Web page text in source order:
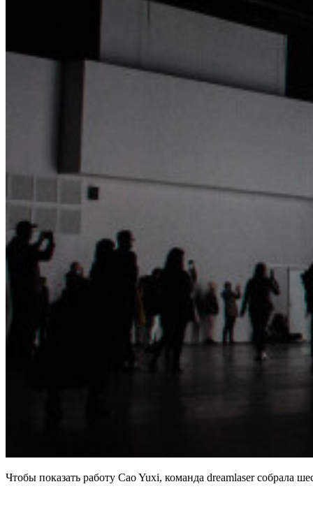
Чтобы показать работу Cao Yuxi, команда dreamlaser собрала